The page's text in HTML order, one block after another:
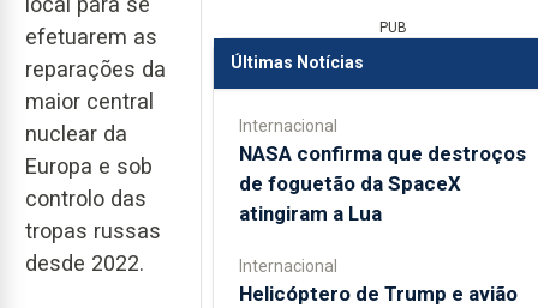
efetuarem as
reparações da
maior central
nuclear da
Europa e sob
controlo das
tropas russas
desde 2022.
PUB
Últimas Notícias
Internacional
NASA confirma que destroços
de foguetão da SpaceX
atingiram a Lua
Internacional
Helicóptero de Trump e avião